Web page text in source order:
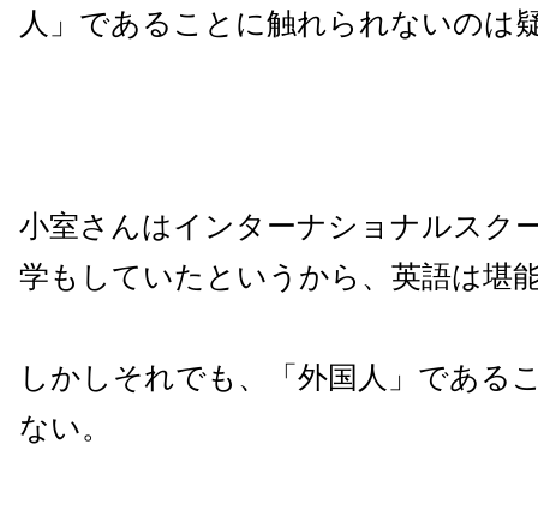
人」であることに触れられないのは
小室さんはインターナショナルスク
学もしていたというから、英語は堪
しかしそれでも、「外国人」である
ない。